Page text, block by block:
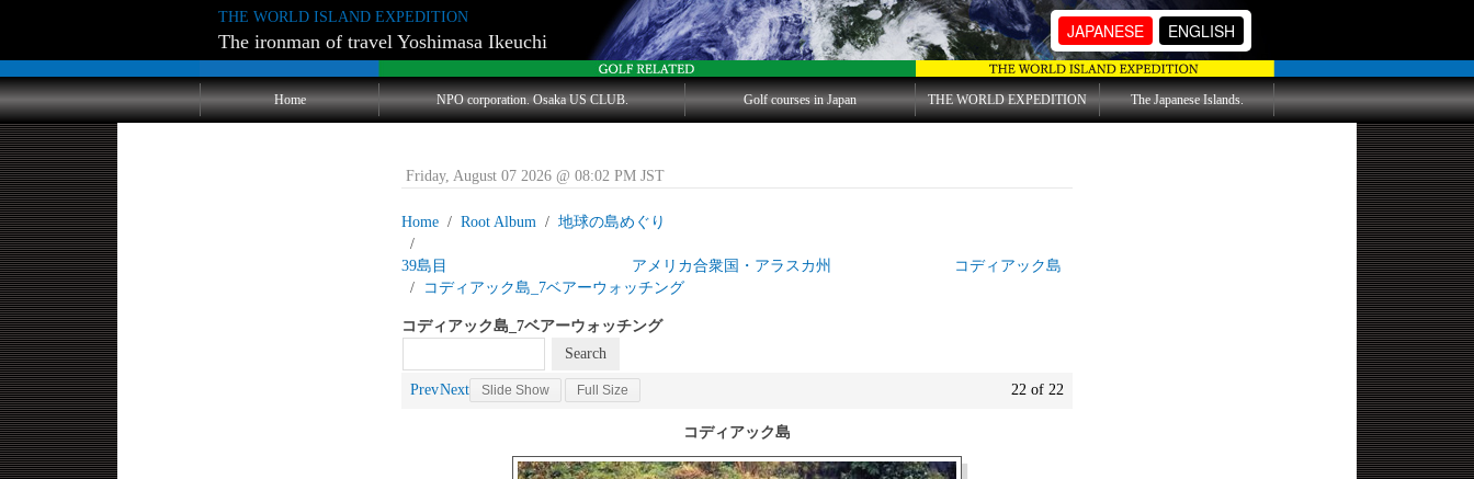
THE WORLD ISLAND EXPEDITION
The ironman of travel Yoshimasa Ikeuchi JAPANESE ENGLISH
Home NPO corporation. Osaka US CLUB. Golf courses in Japan THE WORLD EXPEDITION The Japanese Islands.
Friday, August 07 2026 @ 08:02 PM JST
Home Root Album 地球の島めぐり
39島目 アメリカ合衆国・アラスカ州 コディアック島
コディアック島_7ベアーウォッチング
コディアック島_7ベアーウォッチング
PrevNext Slide Show Full Size 22 of 22
コディアック島